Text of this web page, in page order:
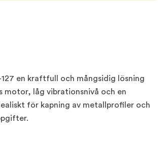
127 en kraftfull och mångsidig lösning
motor, låg vibrationsnivå och en
för kapning av metallprofiler och